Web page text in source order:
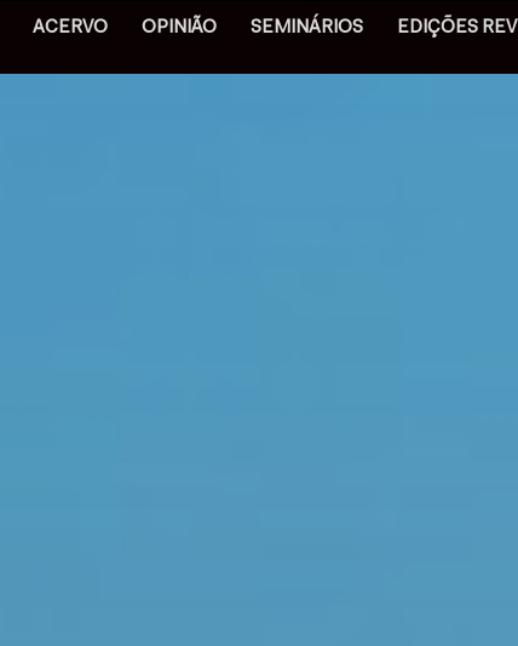
ACERVO OPINIÃO SEMINÁRIOS EDIÇÕES